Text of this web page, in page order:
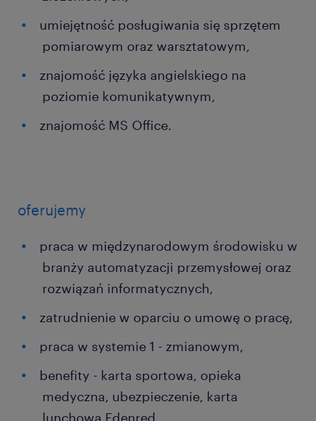
umiejętność posługiwania się sprzętem
pomiarowym oraz warsztatowym,
znajomość języka angielskiego na
poziomie komunikatywnym,
znajomość MS Office.
oferujemy
praca w międzynarodowym środowisku w
branży automatyzacji przemysłowej oraz
rozwiązań informatycznych,
zatrudnienie w oparciu o umowę o pracę,
praca w systemie 1 - zmianowym,
benefity - karta sportowa, opieka
medyczna, ubezpieczenie, karta
lunchowa Edenred.